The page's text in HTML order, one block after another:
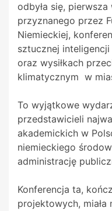
odbyła się,
przyznanego przez
Niemieckiej,
sztucznej
oraz wysiłkach
klimatycznym w
To wyjątkowe
przedstawicieli
akademickich w
niemieckiego
administrację
Konferencja ta,
projektowych, miała